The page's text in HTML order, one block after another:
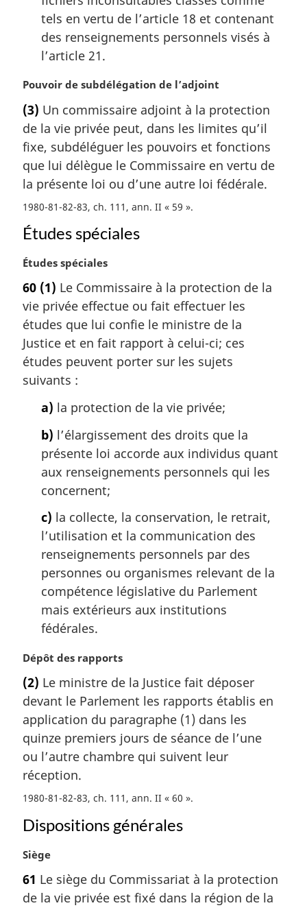
tels en vertu de l’article 18 et contenant
des renseignements personnels visés à
l’article 21.
N
t
e
m
a
g
i
a
e
:
Pouvoir de subdélégation de l’adjoint
(3) Un commissaire adjoint à la protection
de la vie privée peut, dans les limites qu’il
fixe, subdéléguer les pouvoirs et fonctions
que lui délègue le Commissaire en vertu de
la présente loi ou d’une autre loi fédérale.
1980-81-82-83, ch. 111, ann. II « 59 »
Études spéciales
N
t
e
m
a
r
g
i
Études spéciales
60 (1) Le Commissaire à la protection de la
vie privée effectue ou fait effectuer les
études que lui confie le ministre de la
Justice et en fait rapport à celui-ci; ces
études peuvent porter sur les sujets
suivants :
a) la protection de la vie privée;
b) l’élargissement des droits que la
présente loi accorde aux individus quant
aux renseignements personnels qui les
concernent;
c) la collecte, la conservation, le retrait,
l’utilisation et la communication des
renseignements personnels par des
personnes ou organismes relevant de la
compétence législative du Parlement
mais extérieurs aux institutions
fédérales.
N
t
e
m
a
g
i
n
l
:
Dépôt des rapports
(2) Le ministre de la Justice fait déposer
devant le Parlement les rapports établis en
application du paragraphe (1) dans les
quinze premiers jours de séance de l’une
ou l’autre chambre qui suivent leur
réception.
1980-81-82-83, ch. 111, ann. II « 60 »
Dispositions générales
N
t
e
Siège
61 Le siège du Commissariat à la protection
de la vie privée est fixé dans la région de la